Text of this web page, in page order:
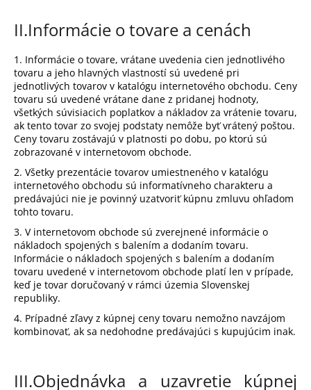
II.Informácie o tovare a cenách
1. Informácie o tovare, vrátane uvedenia cien jednotlivého
tovaru a jeho hlavných vlastností sú uvedené pri
jednotlivých tovarov v katalógu internetového obchodu. Ceny
tovaru sú uvedené vrátane dane z pridanej hodnoty,
všetkých súvisiacich poplatkov a nákladov za vrátenie tovaru,
ak tento tovar zo svojej podstaty nemôže byť vrátený poštou.
Ceny tovaru zostávajú v platnosti po dobu, po ktorú sú
zobrazované v internetovom obchode.
2. Všetky prezentácie tovarov umiestneného v katalógu
internetového obchodu sú informatívneho charakteru a
predávajúci nie je povinný uzatvoriť kúpnu zmluvu ohľadom
tohto tovaru.
3. V internetovom obchode sú zverejnené informácie o
nákladoch spojených s balením a dodaním tovaru.
Informácie o nákladoch spojených s balením a dodaním
tovaru uvedené v internetovom obchode platí len v prípade,
keď je tovar doručovaný v rámci územia Slovenskej
republiky.
4. Prípadné zľavy z kúpnej ceny tovaru nemožno navzájom
kombinovať, ak sa nedohodne predávajúci s kupujúcim inak.
III.Objednávka a uzavretie kúpnej